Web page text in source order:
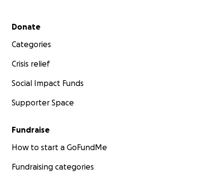
Secondary menu
Donate
Categories
Crisis relief
Social Impact Funds
Supporter Space
Fundraise
How to start a GoFundMe
Fundraising categories